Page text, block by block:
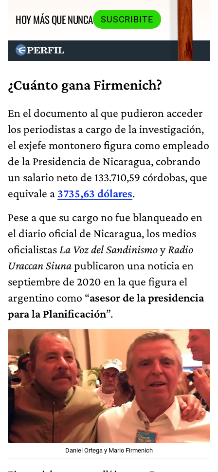
HOY MÁS QUE NUNCA
SUSCRIBITE
¿Cuánto gana Firmenich?
En el documento al que pudieron acceder
los periodistas a cargo de la investigación,
el exjefe montonero figura como empleado
de la Presidencia de Nicaragua, cobrando
un salario neto de 133.710,59 córdobas, que
equivale a 3735,63 dólares.
Pese a que su cargo no fue blanqueado en
el diario oficial de Nicaragua, los medios
oficialistas La Voz del SandinismoyRadio
Uraccan Siunapublicaron una noticia en
septiembre de 2020 en la que figura el
argentino como “asesor de la presidencia
para la Planificación”.
Daniel Ortega y Mario Firmenich